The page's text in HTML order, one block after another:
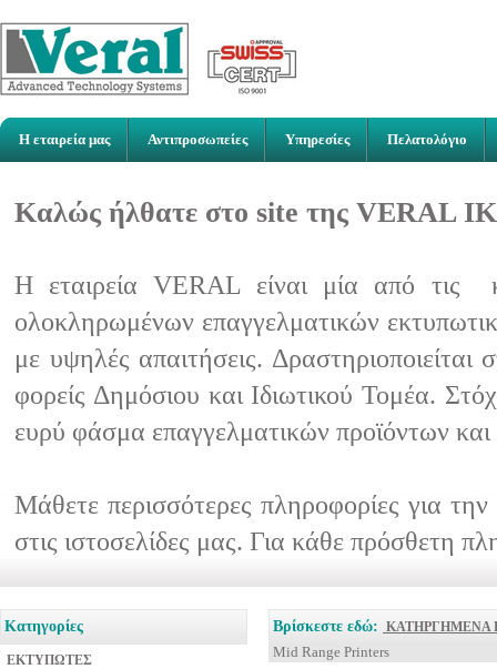
Η εταιρεία μας Αντιπροσωπείες Υπηρεσίες Πελατολόγιο
Καλώς ήλθατε στο site της VERAL
Η εταιρεία VERAL είναι μία από τις
ολοκληρωμένων επαγγελματικών
με υψηλές απαιτήσεις.
φορείς Δημόσιου και Ιδιωτικού Τομέα.
ευρύ φάσμα επαγγελματικών προϊόντων
Μάθετε περισσότερες πληροφορίες για
στις ιστοσελίδες μας. Για κάθε πρόσθετη
Κατηγορίες
ΕΚΤΥΠΩΤΕΣ
Βρίσκεστε εδώ: ΚΑΤΗΡΓΗΜΕΝΑ
Mid Range Printers